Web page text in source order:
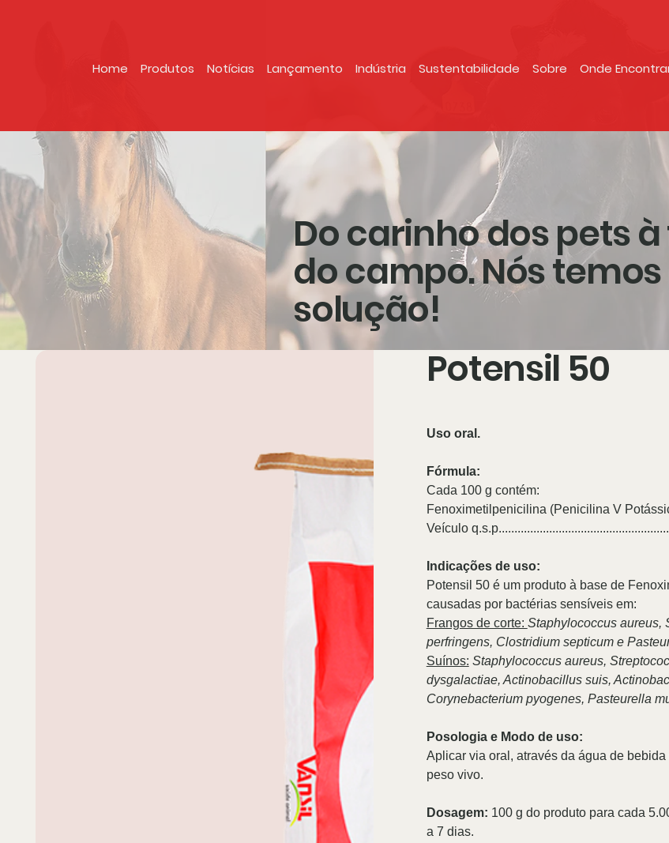
Home Produtos Notícias Lançamento Indústria Sustentabilidade Sobre Onde
Do carinho dos pets
do campo. Nós temos
solução!
Potensil 50
Uso oral.
Fórmula:
Cada 100 g contém:
Fenoximetilpenicilina (Penicilina V
Veículo
Indicações de uso:
Potensil 50 é um produto à base de
causadas por bactérias sensíveis em:
Frangos de corte: Staphylococcus aureus,
perfringens, Clostridium septicum e
Suínos: Staphylococcus aureus,
dysgalactiae, Actinobacillus suis,
Corynebacterium pyogenes, Pasteurella
Posologia e Modo de uso:
Aplicar via oral, através da água de
peso vivo.
Dosagem: 100 g do produto para cada
a 7 dias.